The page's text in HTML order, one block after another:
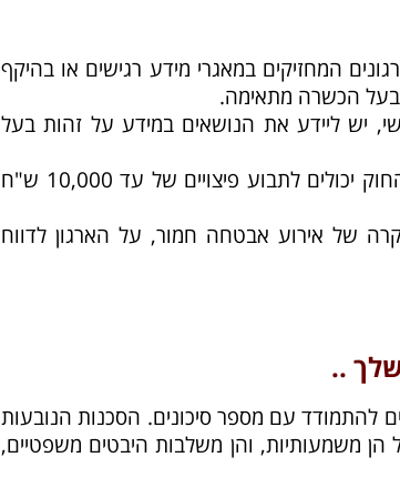
המחזיקים במאגרי מידע רגישים או בהיקף
בעל הכשרה מתאימה.
יש ליידע את הנושאים במידע על זהות בעל
נפגעים מהפרת החוק יכולים לתבוע פיצויים של עד 10,000 ש"ח
של אירוע אבטחה חמור, על הארגון לדווח
..
להתמודד עם מספר סיכונים. הסכנות הנובעות
משמעותיות, והן משלבות היבטים משפטיים,